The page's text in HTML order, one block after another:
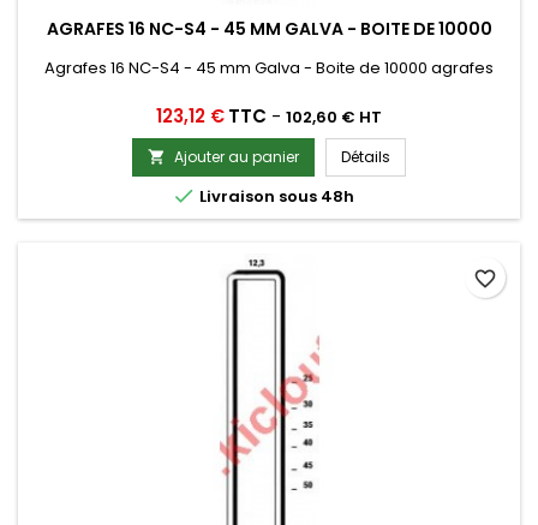
AGRAFES 16 NC-S4 - 45 MM GALVA - BOITE DE 10000
Agrafes 16 NC-S4 - 45 mm Galva - Boite de 10000 agrafes
Prix
123,12 €TTC - 102,60 € HT
 Ajouter au panier Détails
 Livraison sous 48h
favorite_border